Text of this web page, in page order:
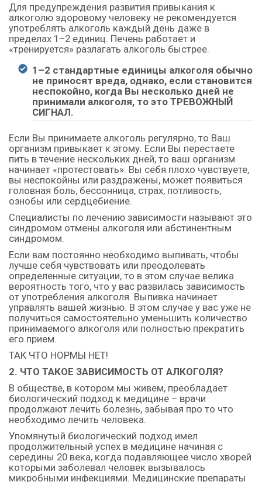
Для предупреждения развития привыкания к
алкоголю здоровому человеку не рекомендуется
употреблять алкоголь каждый день даже в
пределах 1–2 единиц. Печень работает и
«тренируется» разлагать алкоголь быстрее.
1–2 стандартные единицы алкоголя обычно
не приносят вреда, однако, если становится
неспокойно, когда Вы несколько дней не
принимали алкоголя, то это ТРЕВОЖНЫЙ
СИГНАЛ.
Если Вы принимаете алкоголь регулярно, то Ваш
организм привыкает к этому. Если Вы перестаете
пить в течение нескольких дней, то ваш организм
начинает «протестовать»: Вы себя плохо чувствуете,
вы неспокойны или раздражены, может появиться
головная боль, бессонница, страх, потливость,
ознобы или сердцебиение.
Специалисты по лечению зависимости называют это
синдромом отмены алкоголя или абстинентным
синдромом.
Если вам постоянно необходимо выпивать, чтобы
лучше себя чувствовать или преодолевать
определенные ситуации, то в этом случае велика
вероятность того, что у вас развилась зависимость
от употребления алкоголя. Выпивка начинает
управлять вашей жизнью. В этом случае у вас уже не
получиться самостоятельно уменьшить количество
принимаемого алкоголя или полностью прекратить
его прием.
ТАК ЧТО НОРМЫ НЕТ!
2. ЧТО ТАКОЕ ЗАВИСИМОСТЬ ОТ АЛКОГОЛЯ?
В обществе, в котором мы живем, преобладает
биологический подход к медицине – врачи
продолжают лечить болезнь, забывая про то что
необходимо лечить человека.
Упомянутый биологический подход имел
продолжительный успех в медицине начиная с
середины 20 века, когда подавляющее число хворей
которыми заболевал человек вызывалось
микробными инфекциями. Медицинские препараты